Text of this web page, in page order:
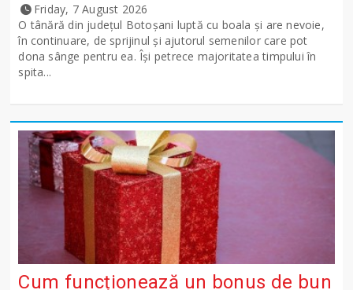
Friday, 7 August 2026
O tânără din județul Botoșani luptă cu boala și are nevoie,
în continuare, de sprijinul și ajutorul semenilor care pot
dona sânge pentru ea. Își petrece majoritatea timpului în
spita...
Cum funcționează un bonus de bun